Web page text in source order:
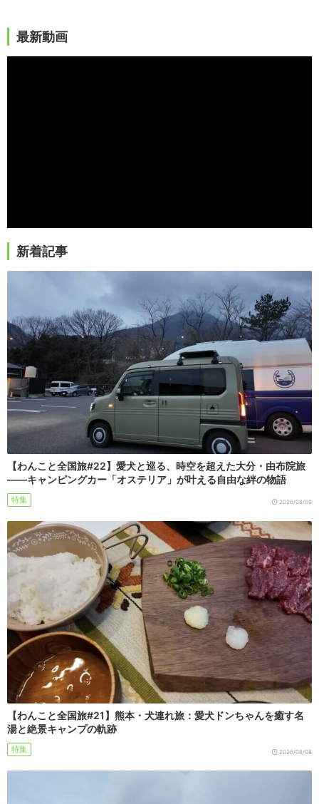
最新動画
新着記事
【わんこと全国旅#22】愛犬と巡る、時空を超えた大分・由布院旅
――キャンピングカー「オステリア」が叶える自由な絆の物語
特集 2026/08/09
【わんこと全国旅#21】熊本・犬連れ旅：愛犬ドンちゃんを癒す名
湯と絶景キャンプの軌跡
特集 2026/08/08